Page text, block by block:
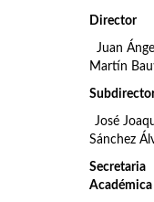
Director
Juan Ángel
Martín
José
Sánchez
Secretaria
Académica